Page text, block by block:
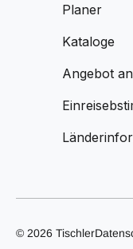
Planer
Kataloge
Angebot
© 2026 Tischler